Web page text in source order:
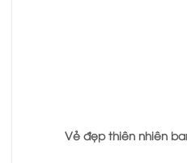
Vẻ đẹp thiên nhiên